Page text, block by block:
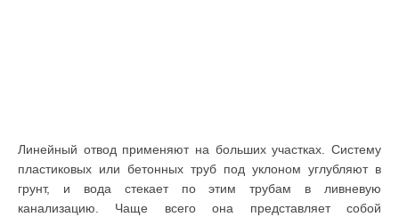
Линейный отвод применяют на больших участках. Систему
пластиковых или бетонных труб под уклоном углубляют в
грунт, и вода стекает по этим трубам в ливневую
канализацию. Чаще всего она представляет собой